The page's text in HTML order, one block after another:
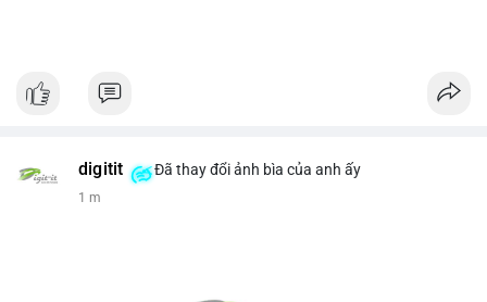
digitit Đã thay đổi ảnh bìa của anh ấy
1 m